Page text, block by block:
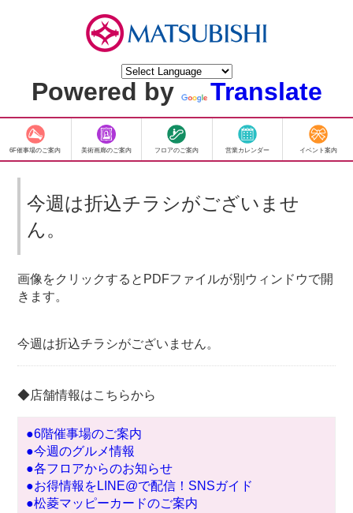
Powered by Translate
6F催事場のご案内 美術画廊のご案内 フロアのご案内 営業カレンダー イベント 案内
今週は折込チラシがございませ
ん。
画像をクリックするとPDFファイルが別ウィンドウで開
きます。
今週は折込チラシがございません。
◆店舗情報はこちらから
●6階催事場のご案内
●今週のグルメ情報
●各フロアからのお知らせ
●お得情報をLINE@で配信！SNSガイド
●松菱マッピーカードのご案内